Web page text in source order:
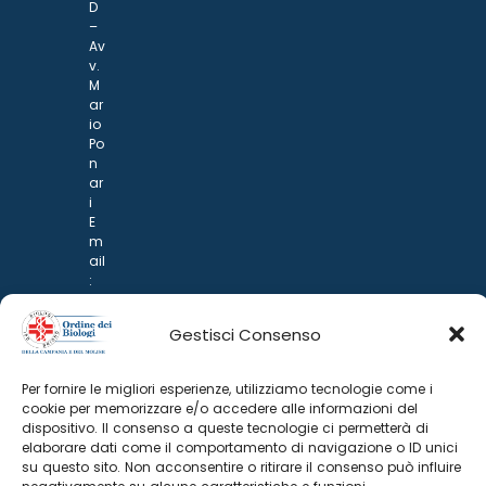
Gestisci Consenso
Per fornire le migliori esperienze, utilizziamo tecnologie come i
cookie per memorizzare e/o accedere alle informazioni del
dispositivo. Il consenso a queste tecnologie ci permetterà di
elaborare dati come il comportamento di navigazione o ID unici
su questo sito. Non acconsentire o ritirare il consenso può influire
D
–
Av
v.
M
ar
io
Po
n
ar
i
E
m
ail
:
rp
d
@
p
n
ar
i.it